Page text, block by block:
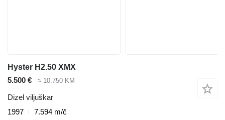
Hyster H2.50 XMX
5.500 €
≈ 10.750 KM
Dizel viljuškar
1997
7.594 m/č